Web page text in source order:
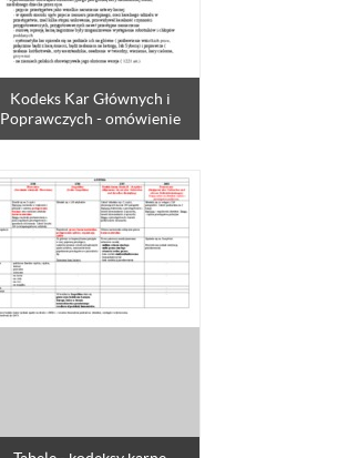
Kodeks Kar Głównych i
Poprawczych - omówienie